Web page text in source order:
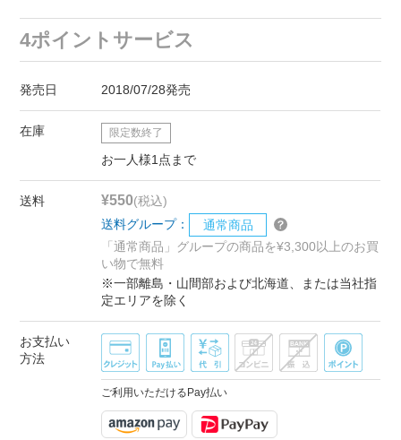
4ポイントサービス
発売日 2018/07/28発売
在庫 限定数終了
お一人様1点まで
送料 ¥550(税込)
送料グループ：
通常商品
「通常商品」グループの商品を¥3,300以上のお買
い物で無料
※一部離島・山間部および北海道、または当社指
定エリアを除く
お支払い
方法
ご利用いただけるPay払い